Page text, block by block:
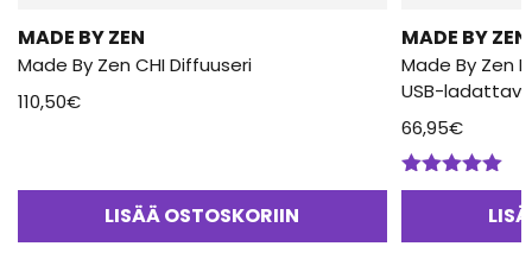
MADE BY ZEN
Made By Zen CHI Diffuuseri
110,50€
LISÄÄ OSTOSKORIIN
MADE BY ZEN
Made By Zen
USB-
66,95€
Arvostelu